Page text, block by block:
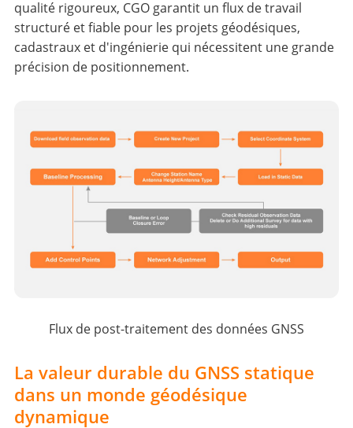
qualité rigoureux, CGO garantit un flux de travail
structuré et fiable pour les projets géodésiques,
cadastraux et d'ingénierie qui nécessitent une grande
précision de positionnement.
Flux de post-traitement des données GNSS
La valeur durable du GNSS statique
dans un monde géodésique
dynamique